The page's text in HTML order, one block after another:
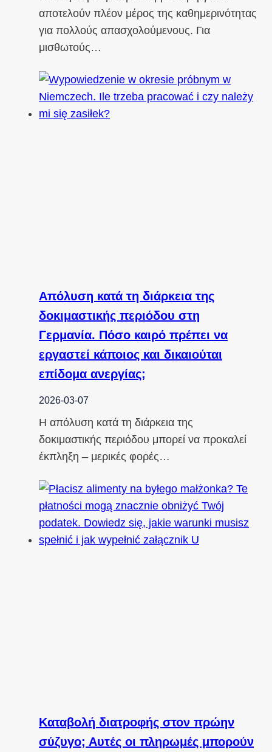
αποτελούν πλέον μέρος της καθημερινότητας
για πολλούς απασχολούμενους. Για
μισθωτούς…
Απόλυση κατά τη διάρκεια της
δοκιμαστικής περιόδου στη
Γερμανία. Πόσο καιρό πρέπει να
εργαστεί κάποιος και δικαιούται
επίδομα ανεργίας;
2026-03-07
Η απόλυση κατά τη διάρκεια της
δοκιμαστικής περιόδου μπορεί να προκαλεί
έκπληξη – μερικές φορές…
Καταβολή διατροφής στον πρώην
σύζυγο; Αυτές οι πληρωμές μπορούν